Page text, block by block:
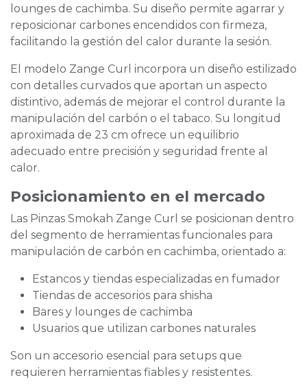
lounges de cachimba. Su diseño permite agarrar y
reposicionar carbones encendidos con firmeza,
facilitando la gestión del calor durante la sesión.
El modelo Zange Curl incorpora un diseño estilizado
con detalles curvados que aportan un aspecto
distintivo, además de mejorar el control durante la
manipulación del carbón o el tabaco. Su longitud
aproximada de 23 cm ofrece un equilibrio
adecuado entre precisión y seguridad frente al
calor.
Posicionamiento en el mercado
Las Pinzas Smokah Zange Curl se posicionan dentro
del segmento de herramientas funcionales para
manipulación de carbón en cachimba, orientado a:
Estancos y tiendas especializadas en fumador
Tiendas de accesorios para shisha
Bares y lounges de cachimba
Usuarios que utilizan carbones naturales
Son un accesorio esencial para setups que
requieren herramientas fiables y resistentes.